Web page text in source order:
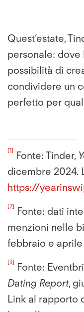
Quest’estate,
personale: dove
possibilità di
condividere un
perfetto per
[1] Fonte: Tinder,
dicembre 2024.
https://
[2] Fonte: dati
menzioni nelle
febbraio e aprile
[3] Fonte:
Dating Report,
Link al rapporto